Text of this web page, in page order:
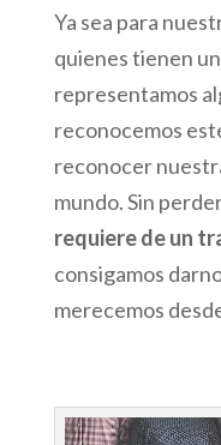
Ya sea para
quienes tienen
representamos
reconocemos
reconocer
mundo. Sin
requiere de un
consigamos
merecemos